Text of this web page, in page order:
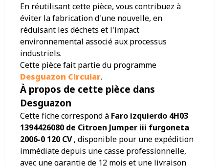
En réutilisant cette pièce, vous contribuez à
éviter la fabrication d'une nouvelle, en
réduisant les déchets et l'impact
environnemental associé aux processus
industriels.
Cette pièce fait partie du programme
Desguazon Circular.
À propos de cette pièce dans
Desguazon
Cette fiche correspond à Faro izquierdo 4H03
1394426080 de Citroen Jumper iii furgoneta
2006-0 120 CV, disponible pour une expédition
immédiate depuis une casse professionnelle,
avec une garantie de 12 mois et une livraison